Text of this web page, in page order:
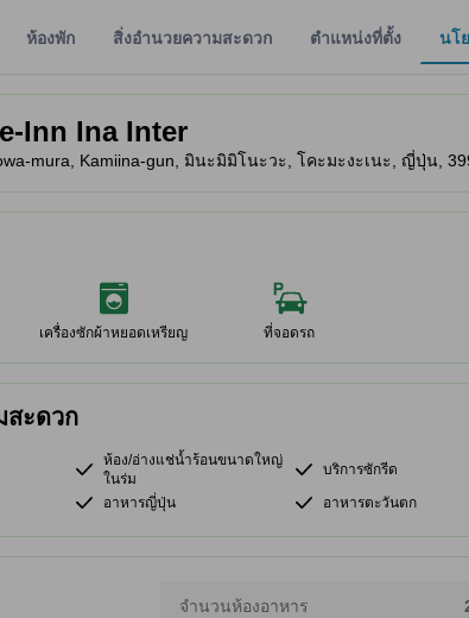
ห้องพัก สิ่งอำนวยความสะดวก ตำแหน่งที่ตั้ง นโ
Inn Ina Inter
mura, Kamiina-gun, มินะมิมิโนะวะ, โคะมะงะเนะ, ญี่ปุ่น,
เครื่องซักผ้าหยอดเหรียญ ที่จอดรถ
สะดวก
ห้อง/อ่างแช่น้ำร้อนขนาดใหญ่
ในร่ม
บริการซักรีด
อาหารญี่ปุ่น อาหารตะวันตก
จำนวนห้องอาหาร